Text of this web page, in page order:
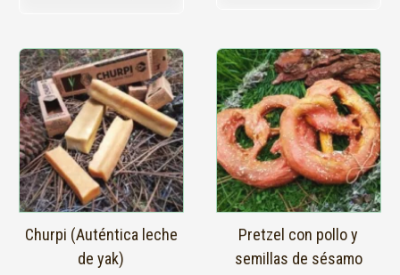
Churpi (Auténtica leche
de yak)
Este
producto
tiene
múltiples
variantes.
Las
opciones
se
pueden
elegir
en
Pretzel con pollo y
semillas de sésamo